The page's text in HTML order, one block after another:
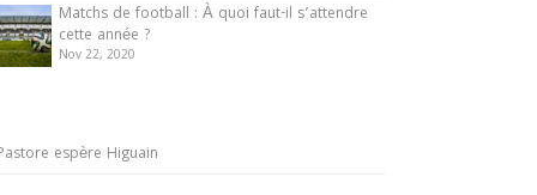
Matchs de football : À quoi faut-il s’attendre
cette année ?
Nov 22, 2020
espère Higuain